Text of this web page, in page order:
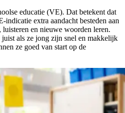
educatie (VE). Dat betekent dat
extra aandacht besteden aan
luisteren en nieuwe woorden leren.
als ze jong zijn snel en makkelijk
ze goed van start op de